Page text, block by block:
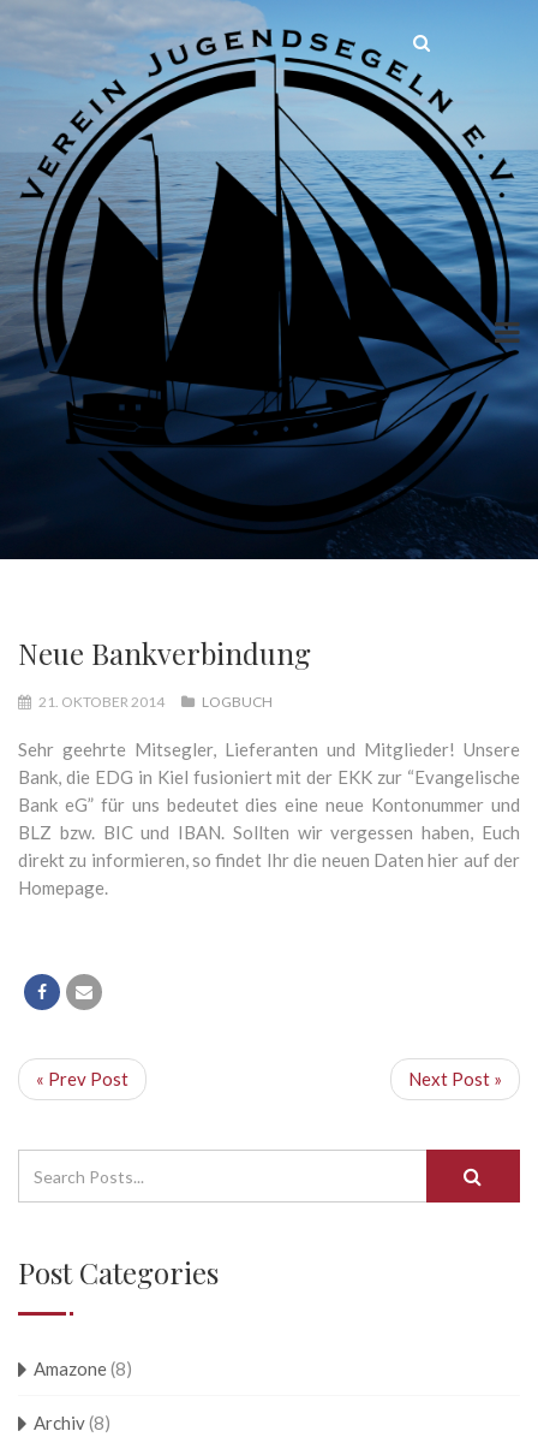
Neue Bankverbindung
21. OKTOBER 2014 LOGBUCH
Sehr geehrte Mitsegler, Lieferanten und Mitglieder! Unsere
Bank, die EDG in Kiel fusioniert mit der EKK zur “Evangelische
Bank eG” für uns bedeutet dies eine neue Kontonummer und
BLZ bzw. BIC und IBAN. Sollten wir vergessen haben, Euch
direkt zu informieren, so findet Ihr die neuen Daten hier auf der
Homepage.
« Prev Post Next Post »
Post Categories
Amazone(8)
Archiv(8)